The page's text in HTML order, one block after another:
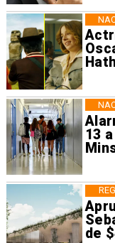
13
de